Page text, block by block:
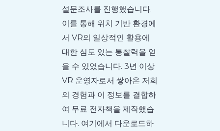
설문조사를 진행했습니다.
이를 통해 위치 기반 환경에
서 VR의 일상적인 활용에
대한 심도 있는 통찰력을 얻
을 수 있었습니다. 3년 이상
VR 운영자로서 쌓아온 저희
의 경험과 이 정보를 결합하
여 무료 전자책을 제작했습
니다. 여기에서 다운로드하